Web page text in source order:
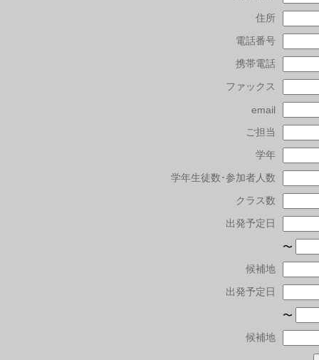
住所
電話番号
携帯電話
ファックス
email
ご担当
学年
学年生徒数･参加者人数
クラス数
出発予定日
〜
候補地
出発予定日
〜
候補地